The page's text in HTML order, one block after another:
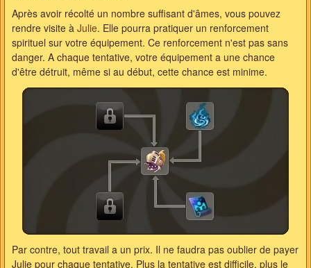
Après avoir récolté un nombre suffisant d'âmes, vous pouvez
rendre visite à Julie. Elle pourra pratiquer un renforcement
spirituel sur votre équipement. Ce renforcement n'est pas sans
danger. A chaque tentative, votre équipement a une chance
d'être détruit, même si au début, cette chance est minime.
Par contre, tout travail a un prix. Il ne faudra pas oublier de payer
Julie pour chaque tentative. Plus la tentative est difficile, plus le